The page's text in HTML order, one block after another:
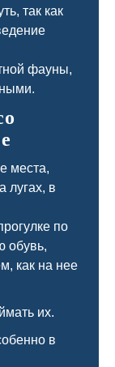
так как
фауны,
места,
лугах, в
по
обувь,
как на нее
их.
в